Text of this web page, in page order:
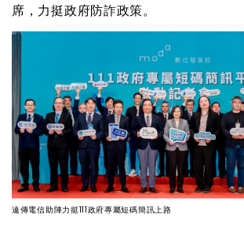
席，力挺政府防詐政策。
遠傳電信助陣力挺111政府專屬短碼簡訊上路